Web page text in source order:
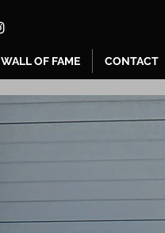
WALL OF FAME CONTACT